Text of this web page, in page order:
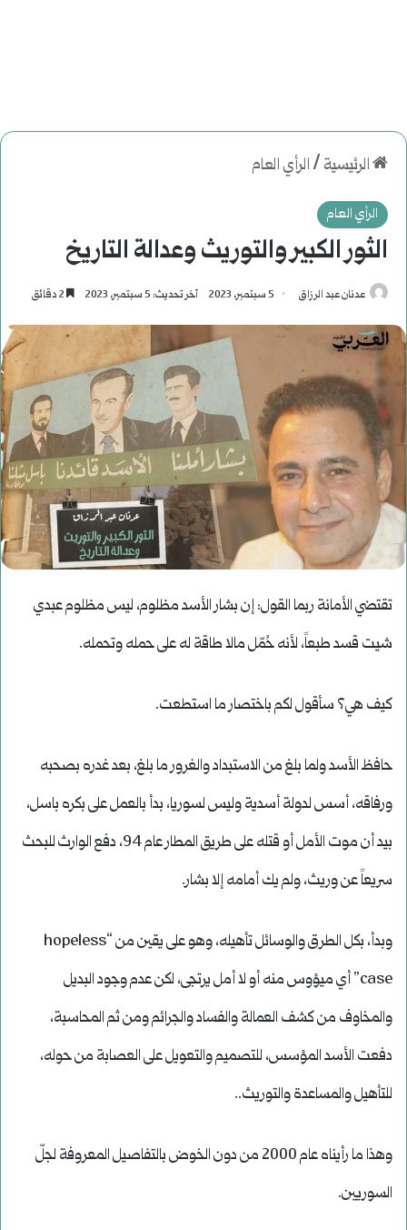
الرئيسية /الرأي العام
الرأي العام
الثور الكبير والتوريث وعدالة التاريخ
عدنان عبد الرزاق 5 سبتمبر، 2023 آخر تحديث: 5 سبتمبر، 2023
تقتضي الأمانة ربما القول: إن بشار الأسد مظلوم، ليس مظلوم عبدي
شيت قسد طبعاً، لأنه حُمّل مالا طاقة له على حمله وتحمله.
كيف هي؟ سأقول لكم باختصار ما استطعت.
حافظ الأسد ولما بلغ من الاستبداد والغرور ما بلغ، بعد غدره بصحبه
ورفاقه، أسس لدولة أسدية وليس لسوريا، بدأ بالعمل على بكره باسل،
بيد أن موت الأمل أو قتله على طريق المطار عام 94، دفع الوارث للبحث
سريعاً عن وريث، ولم يك أمامه إلا بشار.
وبدأ، بكل الطرق والوسائل تأهيله، وهو على يقين من “hopeless
case” أي ميؤوس منه أو لا أمل يرتجى، لكن عدم وجود البديل
والمخاوف من كشف العمالة والفساد والجرائم ومن ثم المحاسبة،
دفعت الأسد المؤسس، للتصميم والتعويل على العصابة من حوله،
للتأهيل والمساعدة والتوريث..
وهذا ما رأيناه عام 2000 من دون الخوض بالتفاصيل المعروفة لجلّ
السوريين.